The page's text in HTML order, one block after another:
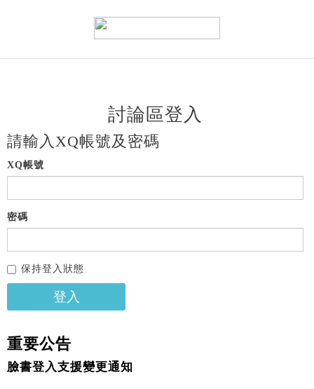
討論區登入
請輸入XQ帳號及密碼
XQ帳號
密碼
保持登入狀態
登入
重要公告
臉書登入支援變更通知